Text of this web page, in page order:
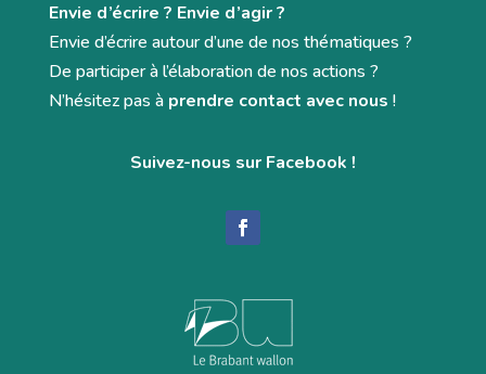
Envie d’écrire ? Envie d’agir ?
Envie d’écrire autour d’une de nos thématiques ?
De participer à l’élaboration de nos actions ?
N’hésitez pas à prendre contact avec nous !
Suivez-nous sur Facebook !